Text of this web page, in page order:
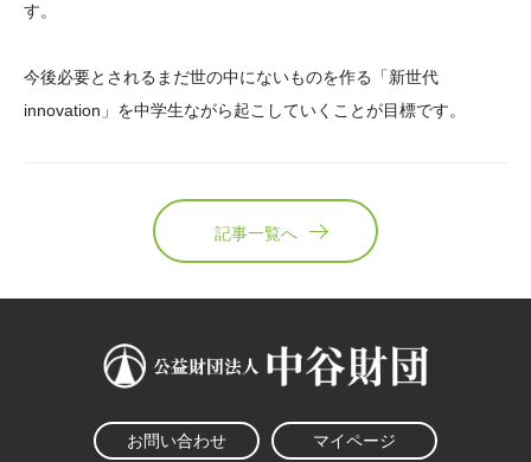
す。
今後必要とされるまだ世の中にないものを作る「新世代
innovation」を中学生ながら起こしていくことが目標です。
記事一覧へ
お問い合わせ マイページ